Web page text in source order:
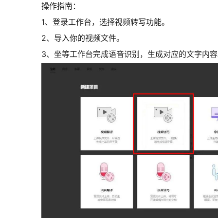
操作指南：
1、登录工作台，选择视频转写功能。
2、导入你的视频文件。
3、坐等工作台完成语音识别，生成对应的文字内